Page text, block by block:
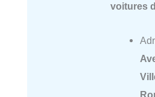
voitures